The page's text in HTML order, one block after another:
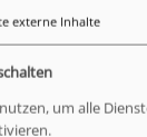
externe Inhalte
um alle